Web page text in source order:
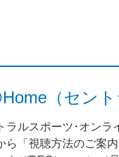
（セン
ラルスポーツ･オン
ら「視聴方法のご案